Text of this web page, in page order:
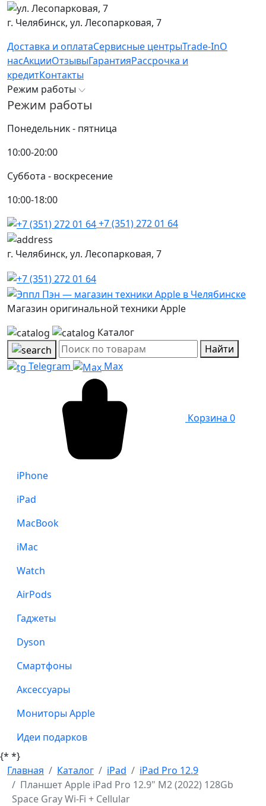
г. Челябинск, ул. Лесопарковая, 7
Доставка и оплатаСервисные центрыTrade-InО
насАкцииОтзывыГарантияРассрочка и
кредитКонтакты
Режим работы
Режим работы
Понедельник - пятница
10:00-20:00
Суббота - воскресение
10:00-18:00
+7 (351) 272 01 64
г. Челябинск, ул. Лесопарковая, 7
Магазин оригинальной техники Apple
Каталог
Найти
Telegram
Max
Корзина 0
iPhone
iPad
MacBook
iMac
Watch
AirPods
Гаджеты
Dyson
Смартфоны
Аксессуары
Мониторы Apple
Идеи подарков
{* *}
Главная
Каталог iPad
iPad Pro 12.9
Планшет Apple iPad Pro 12.9" M2 (2022) 128Gb
Space Gray Wi-Fi + Cellular